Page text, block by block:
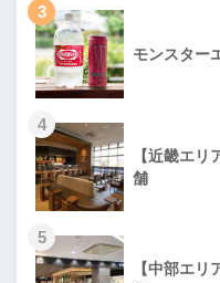
3
モンスター
4
【近畿エ
舗
5
【中部エ